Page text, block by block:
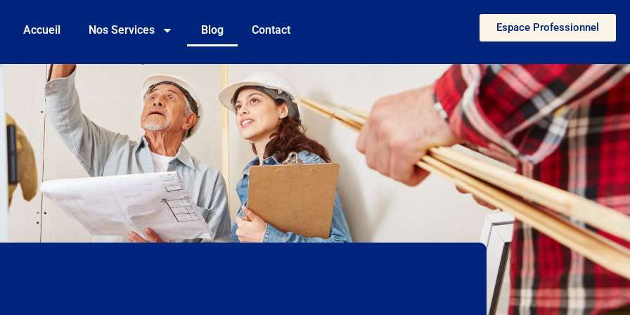
Accueil Nos Services Blog Contact Espace Professionnel